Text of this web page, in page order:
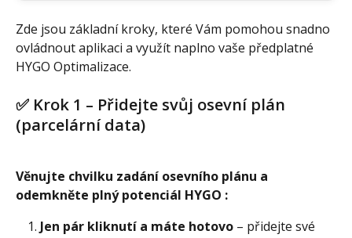
Zde jsou základní kroky, které Vám pomohou snadno
ovládnout aplikaci a využít naplno vaše předplatné
HYGO Optimalizace.
✅ Krok 1 – Přidejte svůj osevní plán
(parcelární data)
Věnujte chvilku zadání osevního plánu a
odemkněte plný potenciál HYGO :
Jen pár kliknutí a máte hotovo – přidejte své